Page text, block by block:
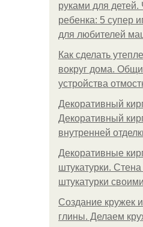
руками для детей.
ребенка: 5 супер
для любителей
Как сделать
вокруг дома.
устройства
Декоративный
Декоративный
внутренней
Декоративные
штукатурки.
штукатурки
Создание кружек
глины. Делаем